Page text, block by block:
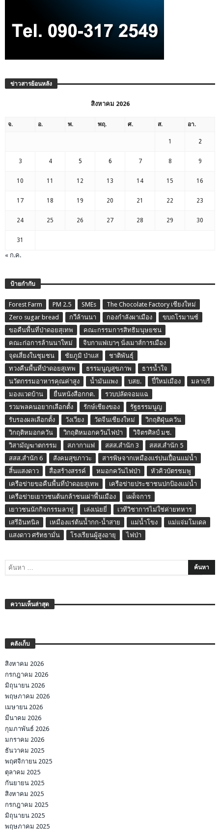
ข่าวสารย้อนหลัง
สิงหาคม 2026
จ. อ. พ. พฤ. ศ. ส. อา.
1 2
3 4 5 6 7 8 9
10 11 12 13 14 15 16
17 18 19 20 21 22 23
24 25 26 27 28 29 30
31
« ก.ค.
ป้ายกำกับ
Forest Farm PM 2.5 SMEs
The Chocolate Factory เชียงใหม่
Zero sugar bread
กวีล้านนา กองกำลังผาเมือง
ขบถโรมานซ์
ขอคืนพื้นที่ป่าดอยสุเทพ
คณะกรรมการสิทธิมนุษยชน
คณะก่อการล้านนาใหม่
จิบกาแฟเบาๆ นั่งเมาส์การเมือง
จุดเสี่ยงในชุมชน
ชัยภูมิ ป่าแส
ชาติพันธุ์
ทวงคืนพื้นที่ป่าดอยสุเทพ
ธรรมนูญสุขภาพ
ธารน้ำใจ
นวัตกรรมอาหารคุณค่าสูง
น้ำมันแพง บสย. ปี๋ใหม่เมือง
มลาบรี
มองแวดบ้าน
ยื่นหนังสือกกต.
รวบปลัดจอมแฉ
รวมพลคนอยากเลือกตั้ง
รักษ์เชียงของ
รัฐธรรมนูญ
รับรองผลเลือกตั้ง
วังเวียง วัดจีนเชียงใหม่
วิกฤติฝุ่นควัน
วิกฤติหมอกควัน
วิกฤติหมอกควันไฟป่า
วิจิตรศิลป์ มช.
วิสามัญฆาตกรรม
สภากาแฟ สสส.สำนัก 3
สสส.สำนัก 5
สสส.สำนัก 6
สังคมสุขภาวะ
สารพิษจากเหมืองแร่ปนเปื้อนแม่น้ำ
สิ้นแสงดาว
สื่อสร้างสรรค์ หมอกควันไฟป่า
หัวคิวบัตรชมพู
เครือข่ายขอคืนพื้นที่ป่าดอยสุเทพ
เครือข่ายประชาชนปกป้องแม่น้ำ
เครือข่ายเยาวชนต้นกล้าชนเผ่าพื้นเมือง
เผด็จการ
เยาวชนนักกิจกรรมลาหู่
เล่งเน่ยยี่
เวทีวิชาการไม่ใช่ค่ายทหาร
เสรีอินทนิล
เหมืองแร่ต้นน้ำกก-น้ำสาย แม่น้ำโขง
แม่แจ่มโมเดล
แสงดาว ศรัทธามั่น
โรงเรียนผู้สูงอายุ ไฟป่า
ความเห็นล่าสุด
คลังเก็บ
สิงหาคม 2026
กรกฎาคม 2026
มิถุนายน 2026
พฤษภาคม 2026
เมษายน 2026
มีนาคม 2026
กุมภาพันธ์ 2026
มกราคม 2026
ธันวาคม 2025
พฤศจิกายน 2025
ตุลาคม 2025
กันยายน 2025
สิงหาคม 2025
กรกฎาคม 2025
มิถุนายน 2025
พฤษภาคม 2025